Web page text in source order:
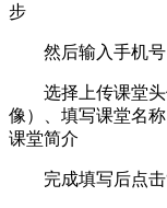
步
然后输入手机
选择上传课堂
像）、填写课堂名
课堂简介
完成填写后点